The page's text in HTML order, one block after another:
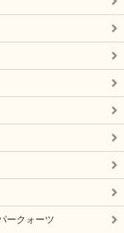
ークォーツ